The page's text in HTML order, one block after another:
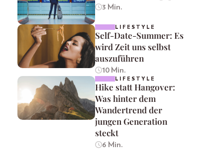
3 Min.
LIFESTYLE
Self-Date-Summer: Es
wird Zeit uns selbst
auszuführen
10 Min.
LIFESTYLE
Hike statt Hangover:
Was hinter dem
Wandertrend der
jungen Generation
steckt
6 Min.